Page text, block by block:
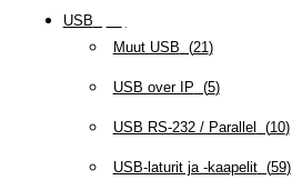
USB
Muut USB (21)
USB over IP (5)
USB RS-232 / Parallel (10)
USB-laturit ja -kaapelit(59)